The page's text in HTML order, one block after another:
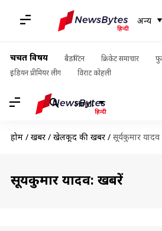
अन्य
चर्चित विषय बैडमिंटन क्रिकेट समाचार
इंडियन प्रीमियर लीग
विराट कोहली
Hindi
होम / खबरें / खेलकूद की खबरें / सूर्यकुमार यादव
सूर्यकुमार यादव: खबरें